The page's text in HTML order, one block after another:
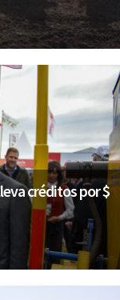
créditos por $